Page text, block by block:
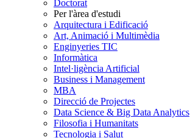
Doctorat
Per l'àrea d'estudi
Arquitectura i Edificació
Art, Animació i Multimèdia
Enginyeries TIC
Informàtica
Intel·ligència Artificial
Business i Management
MBA
Direcció de Projectes
Data Science & Big Data Analytics
Filosofia i Humanitats
Tecnologia i Salut